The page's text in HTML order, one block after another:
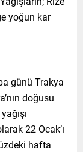
yoğun kar
günü Trakya
doğusu
22 Ocak’ı
hafta